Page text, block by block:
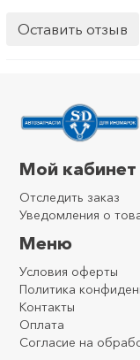
Оставить отзыв
Мой кабинет
Отследить заказ
Уведомления о
Меню
Условия оферты
Политика
Контакты
Оплата
Согласие на